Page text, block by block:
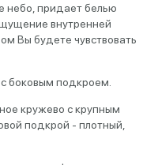
небо, придает белью
внутренней
Вы будете чувствовать
боковым подкроем.
кружево с крупным
подкрой - плотный,